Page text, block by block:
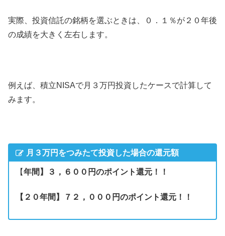
実際、投資信託の銘柄を選ぶときは、０．１％が２０年後
の成績を大きく左右します。
例えば、積立NISAで月３万円投資したケースで計算して
みます。
月３万円をつみたて投資した場合の還元額
【年間】３，６００円のポイント還元！！
【２０年間】７２，０００円のポイント還元！！